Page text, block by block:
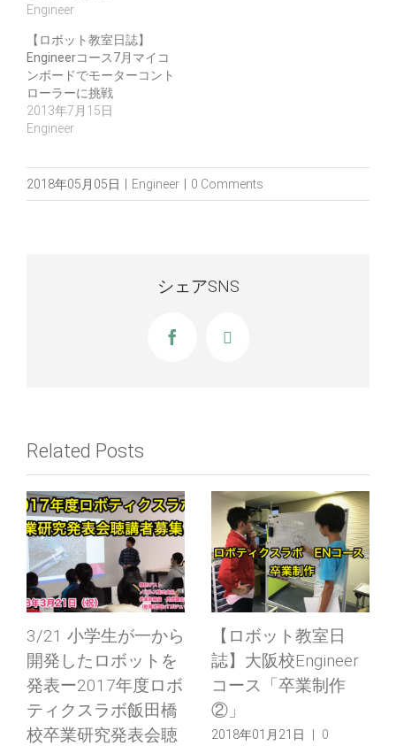
Engineer
【ロボット教室日誌】
Engineerコース7月マイコ
ンボードでモーターコント
ローラーに挑戦
2013年7月15日
Engineer
2018年05月05日 | Engineer | 0 Comments
シェアSNS
Facebook
X
Related Posts
3/21 小学生が一から
開発したロボットを
発表ー2017年度ロボ
ティクスラボ飯田橋
校卒業研究発表会聴
【ロボット教室日
誌】大阪校Engineer
コース「卒業制作
②」
2018年01月21日 |
0